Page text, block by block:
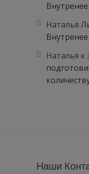
Наталья
Наталья к
Наши